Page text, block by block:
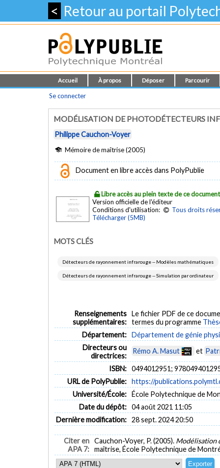
< Retour au portail
Accueil À propos Déposer Parcourir
Se connecter
MODÉLISATION DE PHOTODÉTECTEURS
Philippe Cauchon-Voyer
Mémoire de maîtrise (2005)
Document en libre accès dans PolyPublie
Libre accès au plein texte de ce document
Version officielle de l'éditeur
Conditions d'utilisation:
Tous droits
Télécharger (5MB)
MOTS CLÉS
Détecteurs de rayonnement infrarouge -- Modèles mathématiques
Détecteurs de rayonnement infrarouge -- Simulation par ordinateur
Renseignements
supplémentaires:
Le fichier PDF de ce
termes du programme
Département: Département de génie
Directeurs ou
directrices:
Rémo A. Masut et
ISBN: 0494012951;
URL de PolyPublie: https://
Université/École: École Polytechnique de
Date du dépôt: 04 août 2021 11:05
Dernière modification: 28 sept. 2024 20:50
Citer en
APA 7:
Cauchon-Voyer, P. (2005). Modélisation
maîtrise, École Polytechnique de